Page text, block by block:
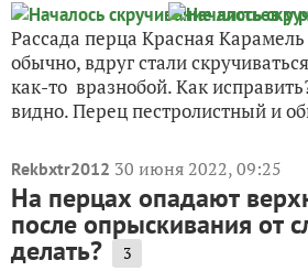
Рассада перца Красная Карамель
обычно, вдруг стали
как-то вразнобой. Как
видно. Перец пестролистный и
Rekbxtr2012 30 июня 2022, 09:25
На перцах опадают
после опрыскивания от
делать? 3